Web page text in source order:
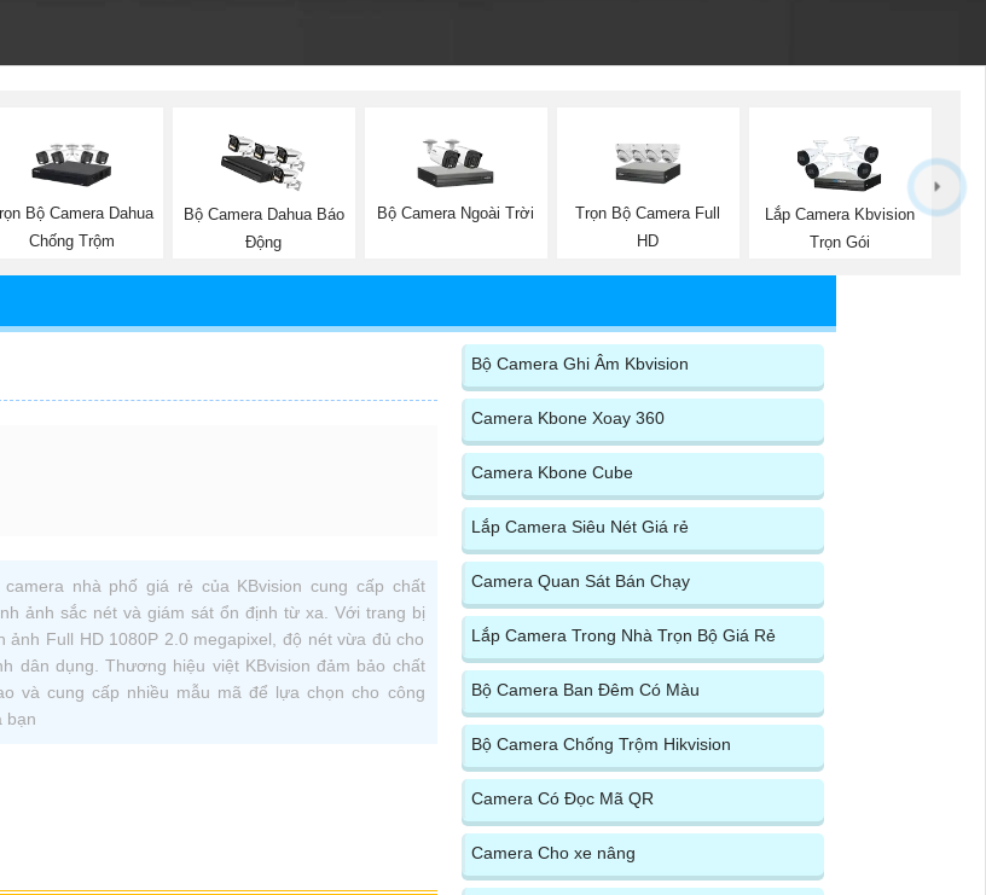
Bộ Camera Dahua
Chống Trộm
Bộ Camera Dahua Báo
Động
Bộ Camera Ngoài Trời
Trọn Bộ Camera Full
HD
Lắp Camera Kbvision
Trọn Gói
camera nhà phố giá rẻ của KBvision cung cấp chất
ảnh sắc nét và giám sát ổn định từ xa. Với trang bị
ảnh Full HD 1080P 2.0 megapixel, độ nét vừa đủ cho
dân dụng. Thương hiệu việt KBvision đảm bảo chất
và cung cấp nhiều mẫu mã để lựa chọn cho công
bạn
Bộ Camera Ghi Âm Kbvision
Camera Kbone Xoay 360
Camera Kbone Cube
Lắp Camera Siêu Nét Giá rẻ
Camera Quan Sát Bán Chạy
Lắp Camera Trong Nhà Trọn Bộ Giá Rẻ
Bộ Camera Ban Đêm Có Màu
Bộ Camera Chống Trộm Hikvision
Camera Có Đọc Mã QR
Camera Cho xe nâng